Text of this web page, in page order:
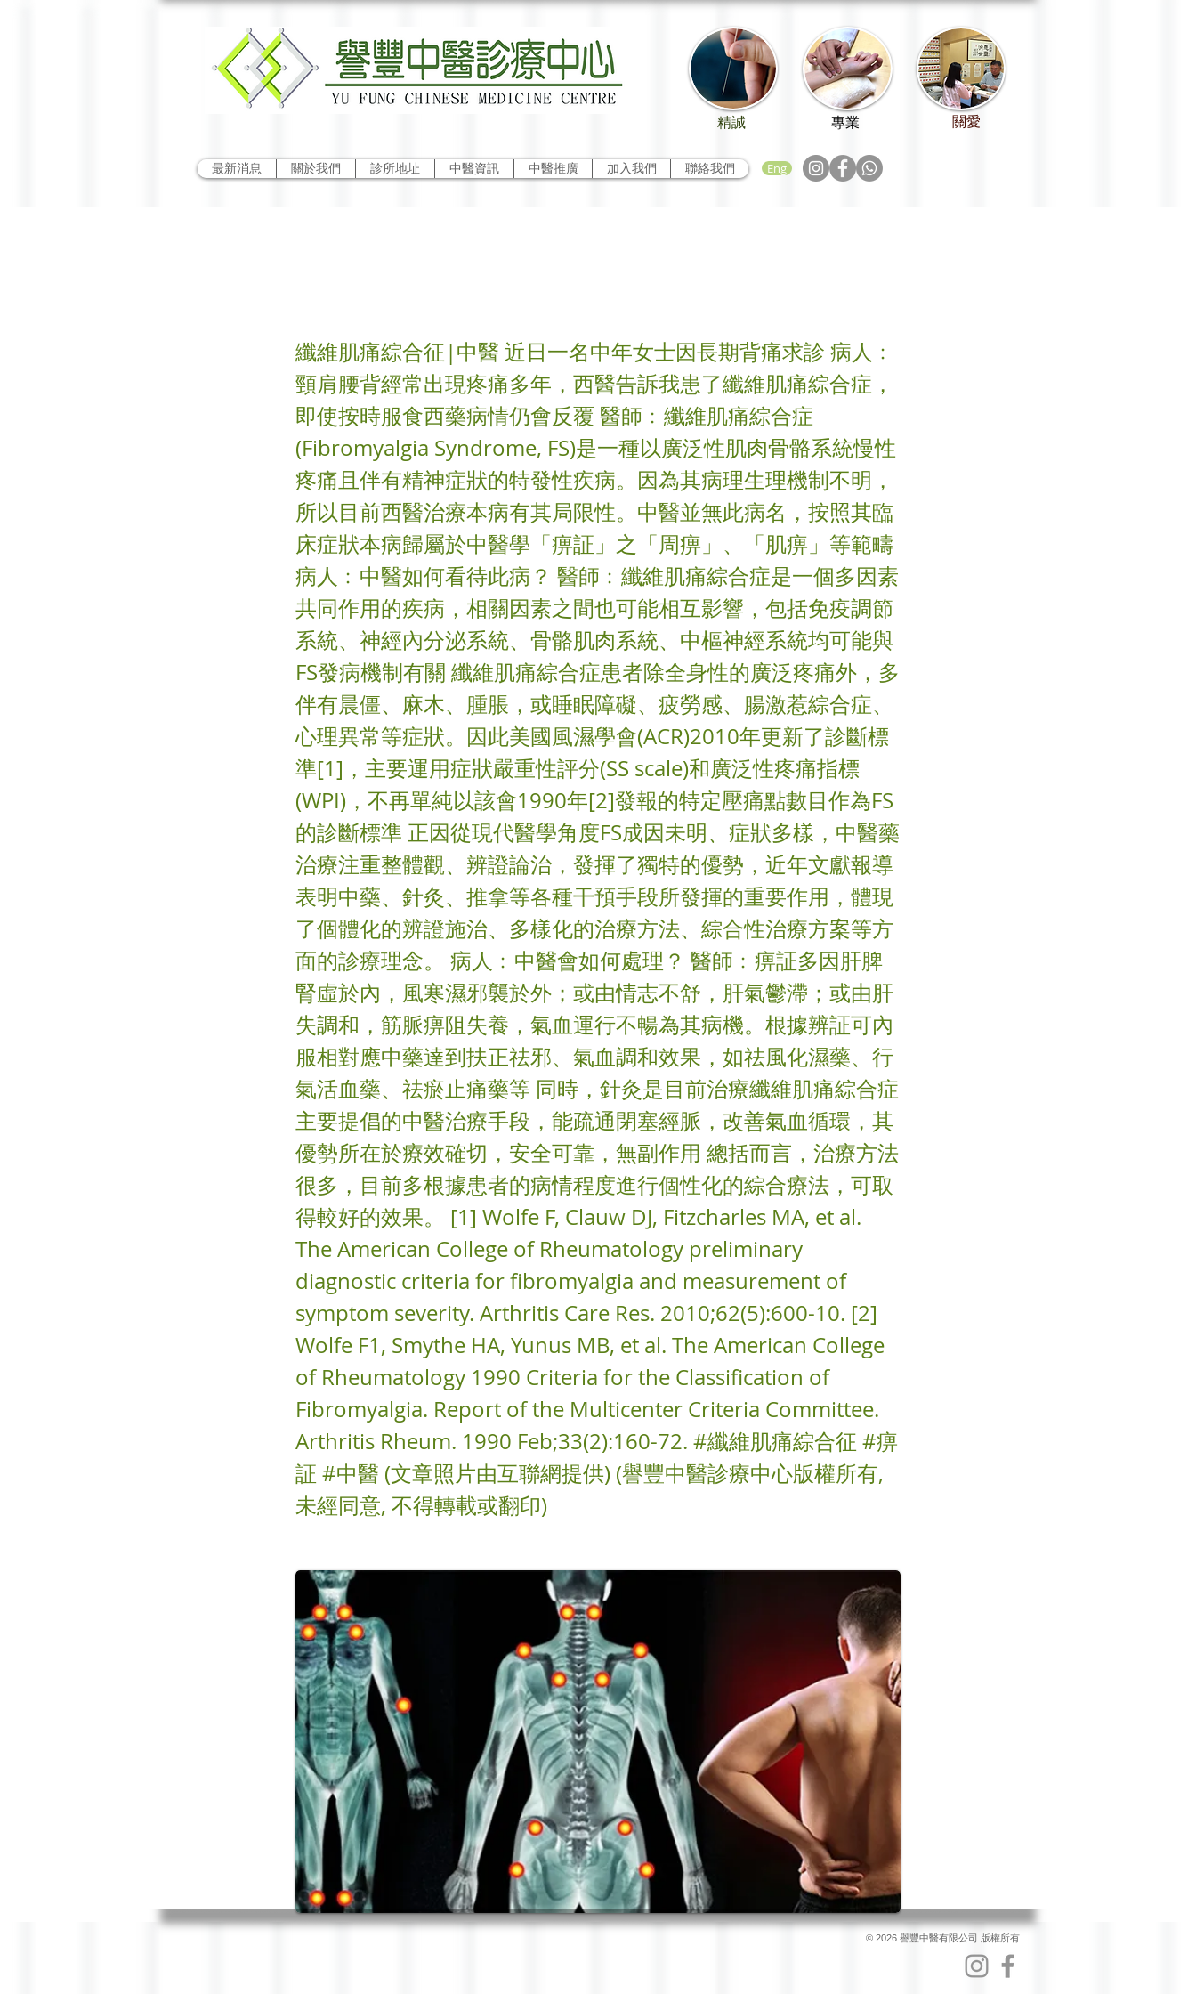
精誠
最新消息 關於我們 診所地址 中醫資訊 中醫推廣 加入我們 聯絡我們 Eng
專業 關愛
纖維肌痛綜合征|中醫 近日一名中年女士因長期背痛求診 病人﹕
頸肩腰背經常出現疼痛多年，西醫告訴我患了纖維肌痛綜合症，
即使按時服食西藥病情仍會反覆 醫師﹕纖維肌痛綜合症
(Fibromyalgia Syndrome, FS)是一種以廣泛性肌肉骨骼系統慢性
疼痛且伴有精神症狀的特發性疾病。因為其病理生理機制不明，
所以目前西醫治療本病有其局限性。中醫並無此病名，按照其臨
床症狀本病歸屬於中醫學「痹証」之「周痹」、「肌痹」等範疇
病人﹕中醫如何看待此病？ 醫師﹕纖維肌痛綜合症是一個多因素
共同作用的疾病，相關因素之間也可能相互影響，包括免疫調節
系統、神經內分泌系統、骨骼肌肉系統、中樞神經系統均可能與
FS發病機制有關 纖維肌痛綜合症患者除全身性的廣泛疼痛外，多
伴有晨僵、麻木、腫脹，或睡眠障礙、疲勞感、腸激惹綜合症、
心理異常等症狀。因此美國風濕學會(ACR)2010年更新了診斷標
準[1]，主要運用症狀嚴重性評分(SS scale)和廣泛性疼痛指標
(WPI)，不再單純以該會1990年[2]發報的特定壓痛點數目作為FS
的診斷標準 正因從現代醫學角度FS成因未明、症狀多樣，中醫藥
治療注重整體觀、辨證論治，發揮了獨特的優勢，近年文獻報導
表明中藥、針灸、推拿等各種干預手段所發揮的重要作用，體現
了個體化的辨證施治、多樣化的治療方法、綜合性治療方案等方
面的診療理念。 病人﹕中醫會如何處理？ 醫師﹕痹証多因肝脾
腎虛於內，風寒濕邪襲於外；或由情志不舒，肝氣鬱滯；或由肝
失調和，筋脈痹阻失養，氣血運行不暢為其病機。根據辨証可內
服相對應中藥達到扶正祛邪、氣血調和效果，如祛風化濕藥、行
氣活血藥、祛瘀止痛藥等 同時，針灸是目前治療纖維肌痛綜合症
主要提倡的中醫治療手段，能疏通閉塞經脈，改善氣血循環，其
優勢所在於療效確切，安全可靠，無副作用 總括而言，治療方法
很多，目前多根據患者的病情程度進行個性化的綜合療法，可取
得較好的效果。 [1] Wolfe F, Clauw DJ, Fitzcharles MA, et al.
The American College of Rheumatology preliminary
diagnostic criteria for fibromyalgia and measurement of
symptom severity. Arthritis Care Res. 2010;62(5):600-10. [2]
Wolfe F1, Smythe HA, Yunus MB, et al. The American College
of Rheumatology 1990 Criteria for the Classification of
Fibromyalgia. Report of the Multicenter Criteria Committee.
Arthritis Rheum. 1990 Feb;33(2):160-72. #纖維肌痛綜合征 #痹
証 #中醫 (文章照片由互聯網提供) (譽豐中醫診療中心版權所有,
未經同意, 不得轉載或翻印)
© 2026 譽豐中醫有限公司 版權所有